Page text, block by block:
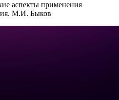
аспекты применения
М.И. Быков